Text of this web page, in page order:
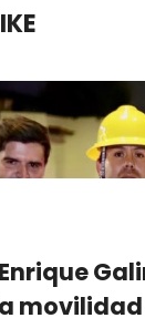
Enrique